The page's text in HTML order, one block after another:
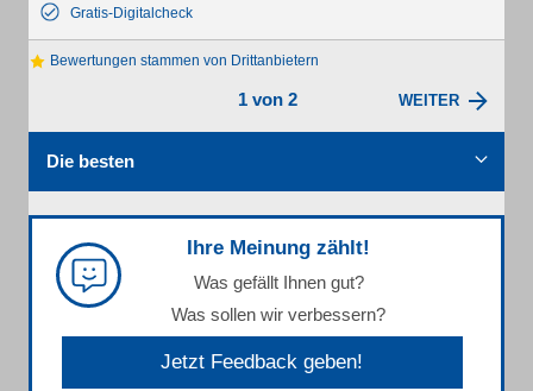
Gratis-Digitalcheck
Bewertungen stammen von Drittanbietern
1 von 2 WEITER
Die besten
Ihre Meinung zählt!
Was gefällt Ihnen gut?
Was sollen wir verbessern?
Jetzt Feedback geben!